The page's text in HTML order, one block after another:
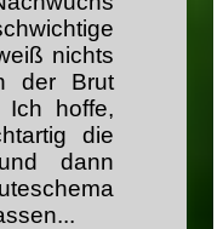
nichts
der Brut
Ich hoffe,
die
dann